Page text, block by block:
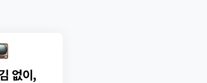
없이,